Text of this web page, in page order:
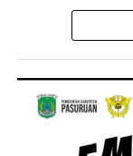
komitmen, data,
agar layanan
manfaat
tata kelola yang
Ahli Bidang